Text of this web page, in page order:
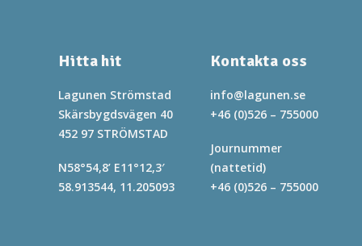
Hitta hit
Lagunen Strömstad
Skärsbygdsvägen 40
452 97 STRÖMSTAD
N58°54,8’ E11°12,3′
58.913544, 11.205093
Kontakta oss
info@lagunen.se
+46 (0)526 – 755000
Journummer
(nattetid)
+46 (0)526 – 755000